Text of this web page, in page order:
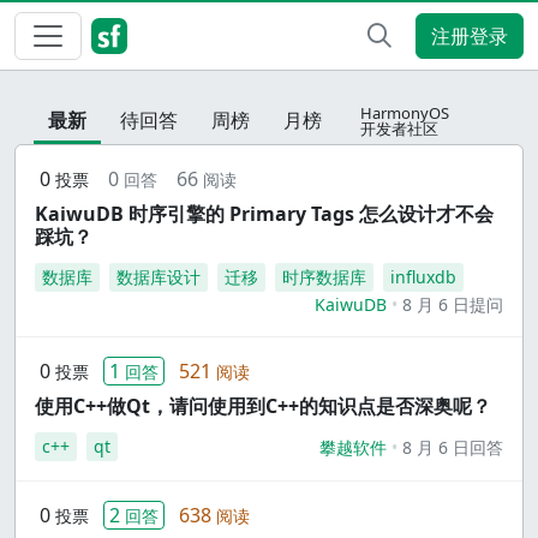
注册登录
最新 待回答 周榜 月榜 HarmonyOS
开发者社区
0 投票 0 回答 66 阅读
KaiwuDB 时序引擎的 Primary Tags 怎么设计才不会
踩坑？
数据库 数据库设计 迁移 时序数据库
influxdb
KaiwuDB
8 月 6 日提问
0 投票 1 回答 521 阅读
使用C++做Qt，请问使用到C++的知识点是否深奥呢？
c++ qt 攀越软件 8 月 6 日回答
0 投票 2 回答 638 阅读